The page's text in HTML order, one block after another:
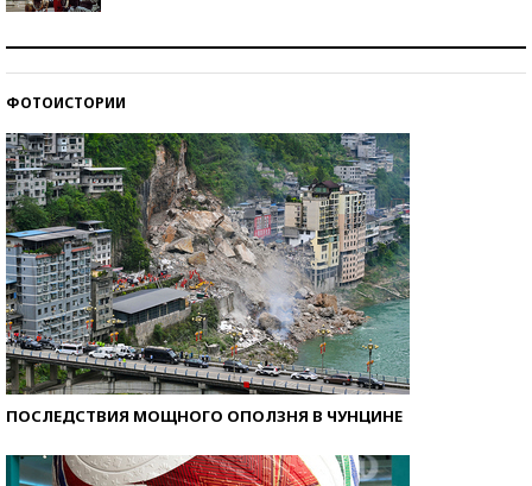
ФОТОИСТОРИИ
ПОСЛЕДСТВИЯ МОЩНОГО ОПОЛЗНЯ В ЧУНЦИНЕ